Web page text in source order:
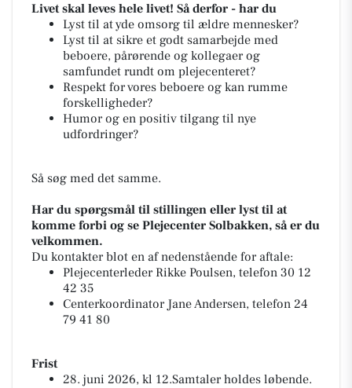
Livet skal leves hele livet! Så derfor - har du
Lyst til at yde omsorg til ældre mennesker?
Lyst til at sikre et godt samarbejde med
beboere, pårørende og kollegaer og
samfundet rundt om plejecenteret?
Respekt for vores beboere og kan rumme
forskelligheder?
Humor og en positiv tilgang til nye
udfordringer?
Så søg med det samme.
Har du spørgsmål til stillingen eller lyst til at
komme forbi og se Plejecenter Solbakken, så er du
velkommen.
Du kontakter blot en af nedenstående for aftale:
Plejecenterleder Rikke Poulsen, telefon 30 12
42 35
Centerkoordinator Jane Andersen, telefon 24
79 41 80
Frist
28. juni 2026, kl 12.Samtaler holdes løbende.